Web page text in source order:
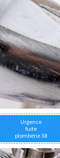
Urgence
fuite
plomberie 38